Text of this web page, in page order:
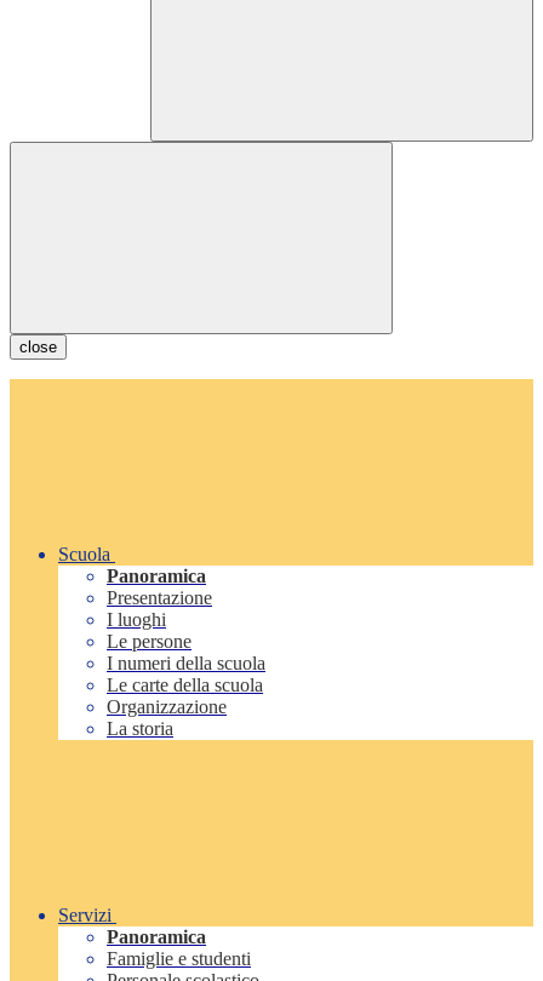
close
Scuola
Panoramica
Presentazione
I luoghi
Le persone
I numeri della scuola
Le carte della scuola
Organizzazione
La storia
Servizi
Panoramica
Famiglie e studenti